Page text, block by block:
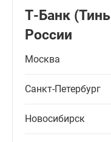
Т-Банк
России
Москва
Санкт-Петербург
Новосибирск